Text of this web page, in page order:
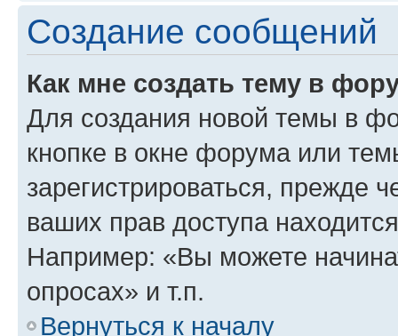
Создание сообщений
Как мне создать тему в
Для создания новой темы в
кнопке в окне форума или
зарегистрироваться, прежде
ваших прав доступа
Например: «Вы можете
опросах» и т.п.
Вернуться к началу